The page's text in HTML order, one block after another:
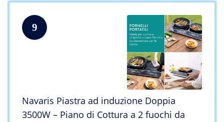
9
Navaris Piastra ad induzione Doppia
3500W – Piano di Cottura a 2 fuochi da